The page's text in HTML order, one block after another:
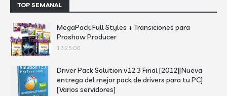
TOP SEMANAL
MegaPack Full Styles + Transiciones para
Proshow Producer
13:25:00
Driver Pack Solution v12.3 Final [2012][Nueva
entrega del mejor pack de drivers para tu PC]
[Varios servidores]